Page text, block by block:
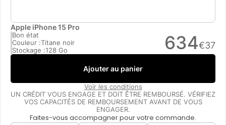
Apple iPhone 15 Pro
Bon état
Couleur :Titane noir
Stockage :128 Go 634€37
Ajouter au panier
Voir les conditions
UN CRÉDIT VOUS ENGAGE ET DOIT ÊTRE REMBOURSÉ. VÉRIFIEZ
VOS CAPACITÉS DE REMBOURSEMENT AVANT DE VOUS
ENGAGER.
Faites-vous accompagner pour votre commande.